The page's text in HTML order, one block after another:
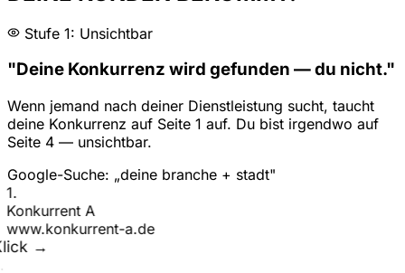
Stufe 1: Unsichtbar
"Deine Konkurrenz wird gefunden — du nicht."
Wenn jemand nach deiner Dienstleistung sucht, taucht
deine Konkurrenz auf Seite 1 auf. Du bist irgendwo auf
Seite 4 — unsichtbar.
Google-Suche: „deine branche + stadt"
1.
Konkurrent A
www.konkurrent-a.de
→